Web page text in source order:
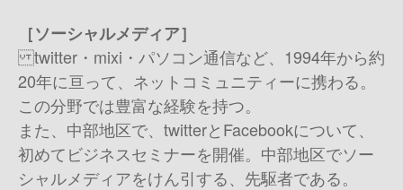
［ソーシャルメディア］
twitter・mixi・パソコン通信など、1994年から約
20年に亘って、ネットコミュニティーに携わる。
この分野では豊富な経験を持つ。
また、中部地区で、twitterとFacebookについて、
初めてビジネスセミナーを開催。中部地区でソー
シャルメディアをけん引する、先駆者である。